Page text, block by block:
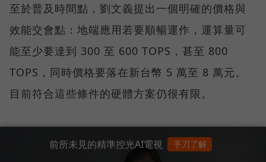
至於普及時間點，劉文義提出一個明確的價格與
效能交會點：地端應用若要順暢運作，運算量可
能至少要達到 300 至 600 TOPS，甚至 800
TOPS，同時價格要落在新台幣 5 萬至 8 萬元。
目前符合這些條件的硬體方案仍很有限。
前所未見的精準控光AI電視 手刀了解